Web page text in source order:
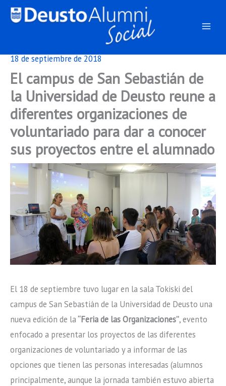
18 de septiembre de 2018
El campus de San Sebastián de
la Universidad de Deusto reune a
diferentes organizaciones de
voluntariado para dar a conocer
sus proyectos entre el alumnado
El 18 de septiembre tuvo lugar en la sala Tokiski del
campus de San Sebastián de la Universidad de Deusto una
nueva edición de la“Feria de las Organizaciones”, evento
enfocado a presentar los proyectos de las diferentes
organizaciones de voluntariado y a informar de las
opciones que tienen las personas interesadas (alumnos
principalmente, aunque la jornada también estuvo abierta